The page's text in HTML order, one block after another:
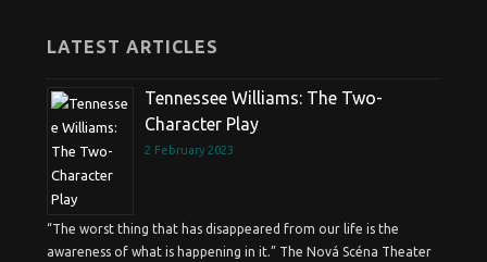
LATEST ARTICLES
Tennessee Williams: The Two-
Character Play
2 February 2023
“The worst thing that has disappeared from our life is the
awareness of what is happening in it.” The Nová Scéna Theater